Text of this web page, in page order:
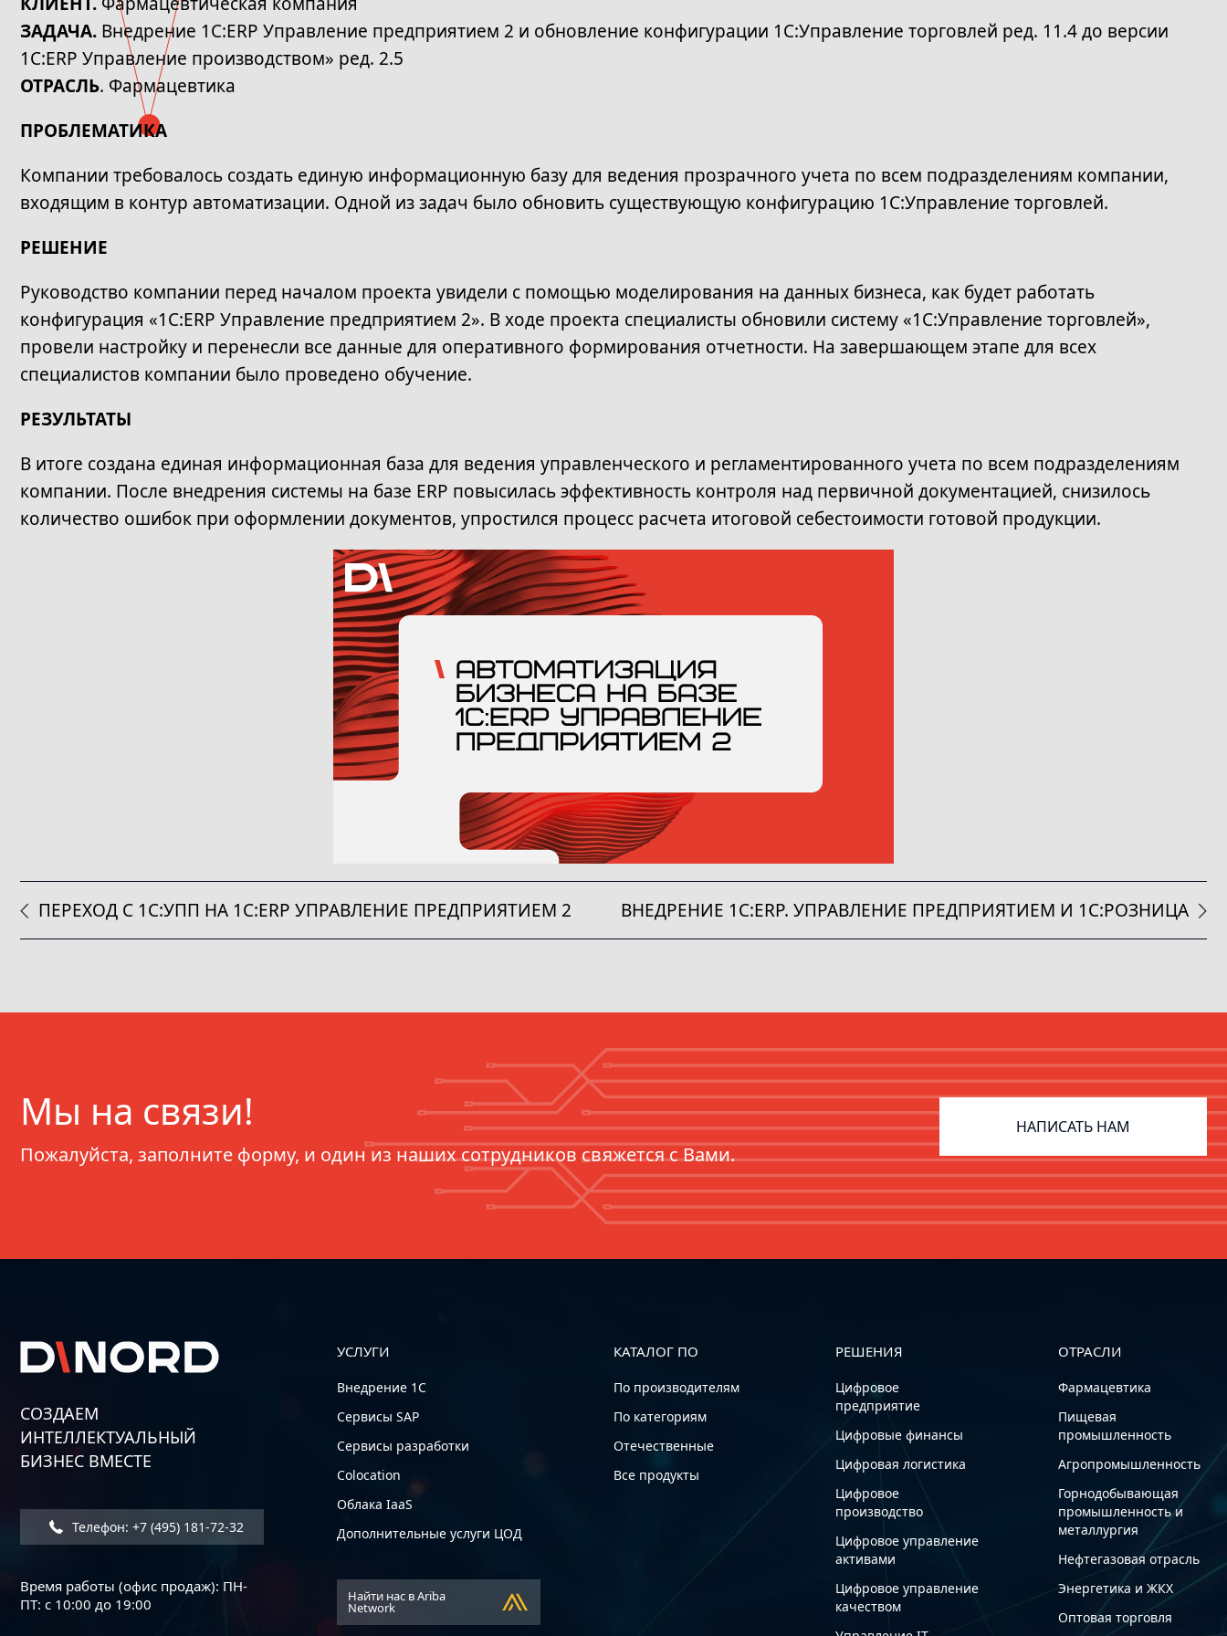
ЗАДАЧА. Внедрение 1С:ERP Управление предприятием 2 и обновление конфигурации 1С:Управление торговлей ред. 11.4 до версии
1С:ERP Управление производством» ред. 2.5
ОТРАСЛЬ. Фармацевтика
ПРОБЛЕМАТИКА
Компании требовалось создать единую информационную базу для ведения прозрачного учета по всем подразделениям компании,
входящим в контур автоматизации. Одной из задач было обновить существующую конфигурацию 1С:Управление торговлей.
РЕШЕНИЕ
Руководство компании перед началом проекта увидели с помощью моделирования на данных бизнеса, как будет работать
конфигурация «1С:ERP Управление предприятием 2». В ходе проекта специалисты обновили систему «1С:Управление торговлей»,
провели настройку и перенесли все данные для оперативного формирования отчетности. На завершающем этапе для всех
специалистов компании было проведено обучение.
РЕЗУЛЬТАТЫ
В итоге создана единая информационная база для ведения управленческого и регламентированного учета по всем подразделениям
компании. После внедрения системы на базе ERP повысилась эффективность контроля над первичной документацией, снизилось
количество ошибок при оформлении документов, упростился процесс расчета итоговой себестоимости готовой продукции.
ПЕРЕХОД С 1С:УПП НА 1С:ERP УПРАВЛЕНИЕ ПРЕДПРИЯТИЕМ 2 ВНЕДРЕНИЕ 1C:ERP. УПРАВЛЕНИЕ ПРЕДПРИЯТИЕМ И 1С:РОЗНИЦА
Мы на связи!
Пожалуйста, заполните форму, и один из наших сотрудников свяжется с Вами.
НАПИСАТЬ НАМ
СОЗДАЕМ
ИНТЕЛЛЕКТУАЛЬНЫЙ
БИЗНЕС ВМЕСТЕ
Телефон: +7 (495) 181-72-32
Время работы (офис продаж): ПН-
ПТ: с 10:00 до 19:00
УСЛУГИ
Внедрение 1С
Сервисы SAP
Сервисы разработки
Colocation
Облака IaaS
Дополнительные услуги ЦОД
Найти нас в Ariba
Network
КАТАЛОГ ПО
По производителям
По категориям
Отечественные
Все продукты
РЕШЕНИЯ
Цифровое
предприятие
Цифровые финансы
Цифровая логистика
Цифровое
производство
Цифровое управление
активами
Цифровое управление
качеством
ОТРАСЛИ
Фармацевтика
Пищевая
промышленность
Агропромышленность
Горнодобывающая
промышленность и
металлургия
Нефтегазовая отрасль
Энергетика и ЖКХ
Оптовая торговля